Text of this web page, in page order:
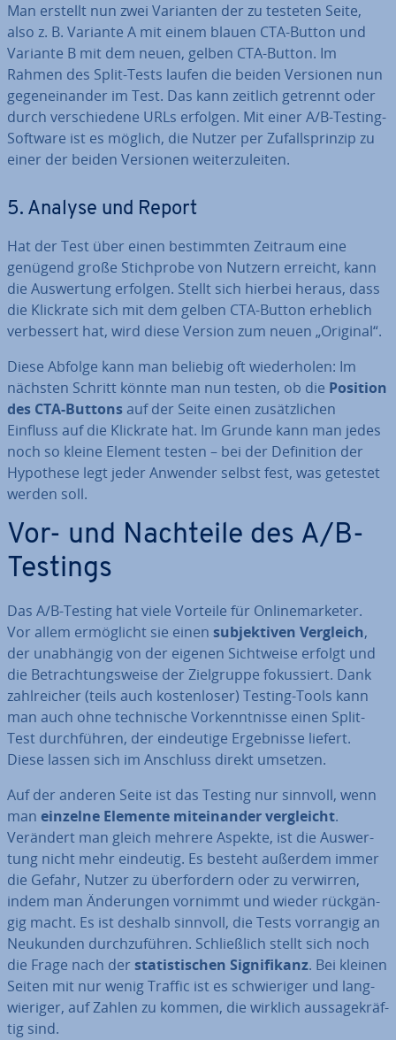
Man erstellt nun zwei Varianten der zu testeten Seite,
also z. B. Variante A mit einem blauen CTA-Button und
Variante B mit dem neuen, gelben CTA-Button. Im
Rahmen des Split-Tests laufen die beiden Versionen nun
ge­gen­ein­an­der im Test. Das kann zeitlich getrennt oder
durch ver­schie­de­ne URLs erfolgen. Mit einer A/B-Testing-
Software ist es möglich, die Nutzer per Zu­falls­prin­zip zu
einer der beiden Versionen wei­ter­zu­lei­ten.
5. Analyse und Report
Hat der Test über einen be­stimm­ten Zeitraum eine
genügend große Stich­pro­be von Nutzern erreicht, kann
die Aus­wer­tung erfolgen. Stellt sich hierbei heraus, dass
die Klickrate sich mit dem gelben CTA-Button erheblich
ver­bes­sert hat, wird diese Version zum neuen „Original“.
Diese Abfolge kann man beliebig oft wie­der­ho­len: Im
nächsten Schritt könnte man nun testen, ob die Position
des CTA-Buttonsauf der Seite einen zu­sätz­li­chen
Einfluss auf die Klickrate hat. Im Grunde kann man jedes
noch so kleine Element testen – bei der De­fi­ni­ti­on der
Hypothese legt jeder Anwender selbst fest, was getestet
werden soll.
Vor- und Nachteile des A/B-
Testings
Das A/B-Testing hat viele Vorteile für On­line­mar­keter.
Vor allem er­mög­licht sie einen sub­jek­ti­ven Vergleich,
der un­ab­hän­gig von der eigenen Sicht­wei­se erfolgt und
die Be­trach­tungs­wei­se der Ziel­grup­pe fo­kus­siert. Dank
zahl­rei­cher (teils auch kos­ten­lo­ser) Testing-Tools kann
man auch ohne tech­ni­sche Vor­kennt­nis­se einen Split-
Test durch­füh­ren, der ein­deu­ti­ge Er­geb­nis­se liefert.
Diese lassen sich im Anschluss direkt umsetzen.
Auf der anderen Seite ist das Testing nur sinnvoll, wenn
man einzelne Elemente mit­ein­an­der ver­gleicht.
Verändert man gleich mehrere Aspekte, ist die Aus­wer­
tung nicht mehr eindeutig. Es besteht außerdem immer
die Gefahr, Nutzer zu über­for­dern oder zu verwirren,
indem man Än­de­run­gen vornimmt und wieder rück­gän­
gig macht. Es ist deshalb sinnvoll, die Tests vorrangig an
Neukunden durch­zu­füh­ren. Schließ­lich stellt sich noch
die Frage nach der sta­tis­ti­schen Si­gni­fi­kanz. Bei kleinen
Seiten mit nur wenig Traffic ist es schwie­ri­ger und lang­
wie­ri­ger, auf Zahlen zu kommen, die wirklich aus­sa­ge­kräf­
tig sind.